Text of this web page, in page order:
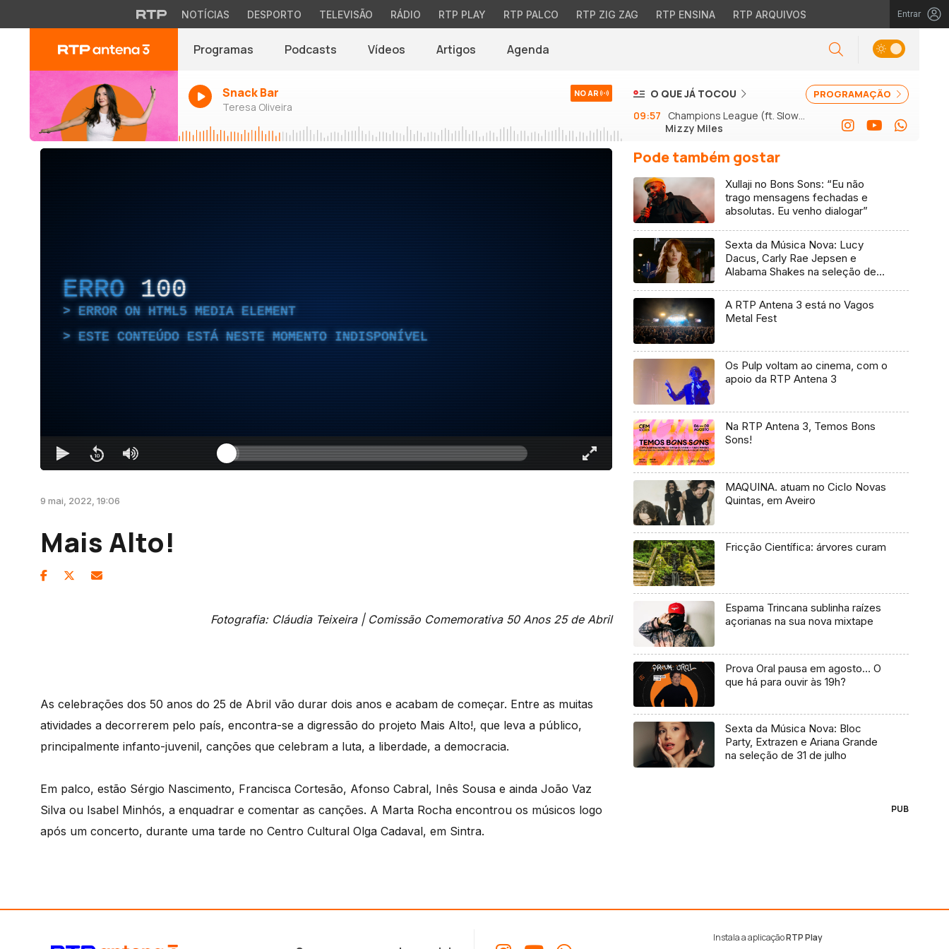
NOTÍCIAS DESPORTO TELEVISÃO RÁDIO RTP PLAY RTP PALCO RTP ZIG ZAG RTP ENSINA RTP ARQUIVOS Entrar
Programas Podcasts Vídeos Artigos Agenda
Snack Bar
Teresa Oliveira
NO AR PROGRAMAÇÃO
O QUE JÁ TOCOU
09:57
Champions League (ft. Slow J
e GSon)
Mizzy Miles
ERRO 100
ERROR ON HTML5 MEDIA ELEMENT
ESTE CONTEÚDO ESTÁ NESTE MOMENTO INDISPONÍVEL
9 mai, 2022, 19:06
Mais Alto!
Fotografia: Cláudia Teixeira | Comissão Comemorativa 50 Anos 25 de Abril
As celebrações dos 50 anos do 25 de Abril vão durar dois anos e acabam de começar. Entre as muitas
atividades a decorrerem pelo país, encontra-se a digressão do projeto Mais Alto!, que leva a público,
principalmente infanto-juvenil, canções que celebram a luta, a liberdade, a democracia.
Em palco, estão Sérgio Nascimento, Francisca Cortesão, Afonso Cabral, Inês Sousa e ainda João Vaz
Silva ou Isabel Minhós, a enquadrar e comentar as canções. A Marta Rocha encontrou os músicos logo
após um concerto, durante uma tarde no Centro Cultural Olga Cadaval, em Sintra.
Pode também gostar
Xullaji no Bons Sons: “Eu não
trago mensagens fechadas e
absolutas. Eu venho dialogar”
Sexta da Música Nova: Lucy
Dacus, Carly Rae Jepsen e
Alabama Shakes na seleção de 7
A RTP Antena 3 está no Vagos
Metal Fest
Os Pulp voltam ao cinema, com o
apoio da RTP Antena 3
Na RTP Antena 3, Temos Bons
Sons!
MAQUINA. atuam no Ciclo Novas
Quintas, em Aveiro
Fricção Científica: árvores curam
Espama Trincana sublinha raízes
açorianas na sua nova mixtape
Prova Oral pausa em agosto… O
que há para ouvir às 19h?
Sexta da Música Nova: Bloc
Party, Extrazen e Ariana Grande
na seleção de 31 de julho
PUB
Instala a aplicaçãoRTP Play